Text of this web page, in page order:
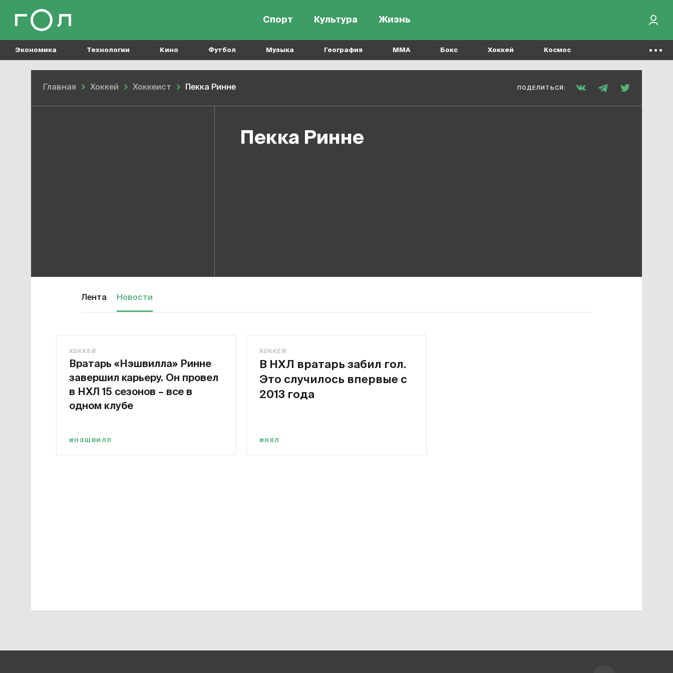
Спорт Культура Жизнь
Экономика Технологии Кино Футбол Музыка География MMA Бокс Хоккей Космос
Главная Хоккей Хоккеист Пекка Ринне ПОДЕЛИТЬСЯ:
Пекка Ринне
Лента Новости
ХОККЕЙ
Вратарь «Нэшвилла» Ринне
завершил карьеру. Он провел
в НХЛ 15 сезонов – все в
одном клубе
#НЭШВИЛЛ
ХОККЕЙ
В НХЛ вратарь забил гол.
Это случилось впервые с
2013 года
#НХЛ